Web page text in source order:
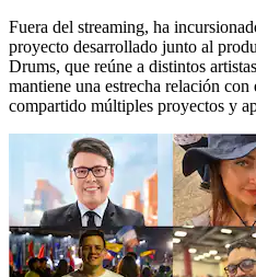
Fuera del streaming, ha
proyecto desarrollado junto al
Drums, que reúne a distintos
mantiene una estrecha relación
compartido múltiples proyectos y